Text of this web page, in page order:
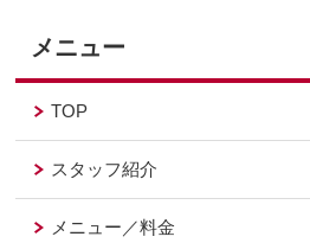
メニュー
TOP
スタッフ紹介
メニュー／料金